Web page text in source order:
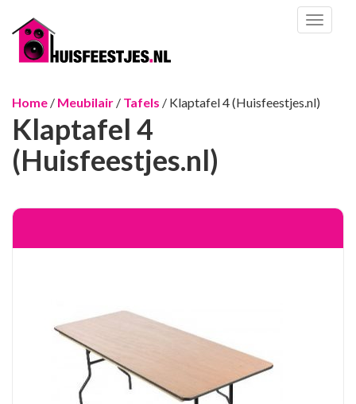
Toggle
Home / Meubilair / Tafels / Klaptafel 4 (Huisfeestjes.nl)
Klaptafel 4
(Huisfeestjes.nl)